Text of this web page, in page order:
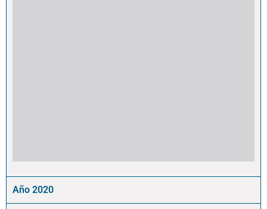
Año 2020